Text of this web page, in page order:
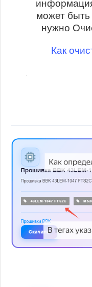
может быть
нужно
Как
.